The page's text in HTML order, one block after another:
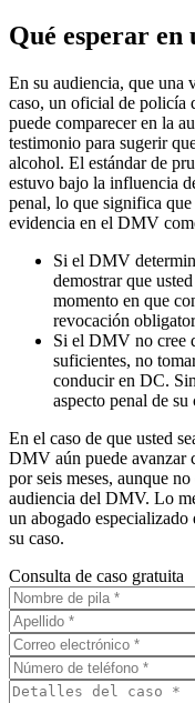
Qué esperar
En su audiencia, que una
caso, un oficial de policía
puede comparecer en la
testimonio para sugerir
alcohol. El estándar de
estuvo bajo la influencia
penal, lo que significa
evidencia en el DMV
Si el DMV
demostrar que
momento en que
revocación
Si el DMV no cree
suficientes, no
conducir en DC.
aspecto penal de su
En el caso de que usted
DMV aún puede avanzar
por seis meses, aunque
audiencia del DMV. Lo
un abogado
su caso.
Consulta de caso gratuita